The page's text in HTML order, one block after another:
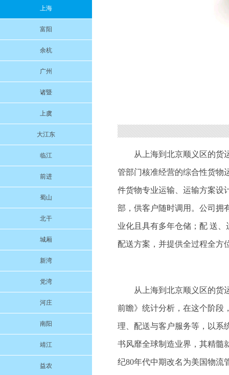
上海
富阳
余杭
广州
诸暨
上虞
大江东
临江
前进
蜀山
北干
城厢
新湾
党湾
河庄
南阳
靖江
益农
从上海到北京顺义区的货
管部门核准经营的综合性货物
件货物专业运输、运输方案设
部，供客户随时调用。公司拥
业化且具有多年仓储；配 送
配送方案，并提供全过程全方
从上海到北京顺义区的货
前瞻》统计分析，在这个阶段
理、配送与客户服务等，以系
书风靡全球制造业界，其精髓
纪80年代中期改名为美国物流